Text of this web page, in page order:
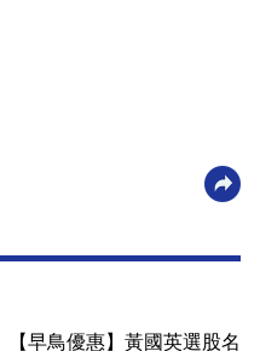
【早鳥優惠】黃國英選股名